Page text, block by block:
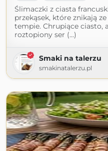
Ślimaczki z ciasta
przekąsek, które znikają
tempie. Chrupiące ciasto,
roztopiony ser (...)
Smaki na talerzu
smakinatalerzu.pl